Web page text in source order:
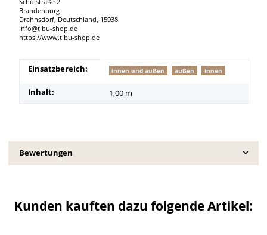
Brandenburg
Drahnsdorf, Deutschland, 15938
info@tibu-shop.de
https://www.tibu-shop.de
Produkteigenschaft
Wert
Einsatzbereich: innen und außen außen innen
Inhalt: 1,00 m
Bewertungen
Kunden kauften dazu folgende Artikel: